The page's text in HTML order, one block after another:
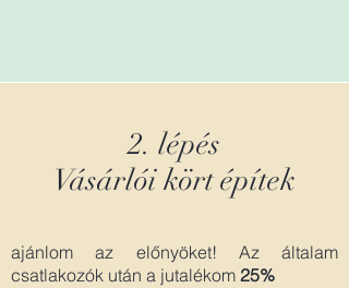
2. lépés
Vásárlói kört építek
ajánlom az előnyöket! Az általam
csatlakozók után a jutalékom 25%